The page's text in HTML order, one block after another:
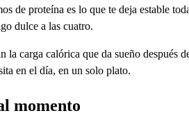
de proteína es lo que te deja estable
dulce a las cuatro.
la carga calórica que da sueño
en el día, en un solo plato.
momento